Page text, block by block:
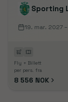
Sporting
19. mar. 2027
Fly + Billett
per pers. fra
8 556 NOK